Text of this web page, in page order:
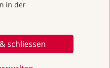
in der
schliessen
des Kantons
.